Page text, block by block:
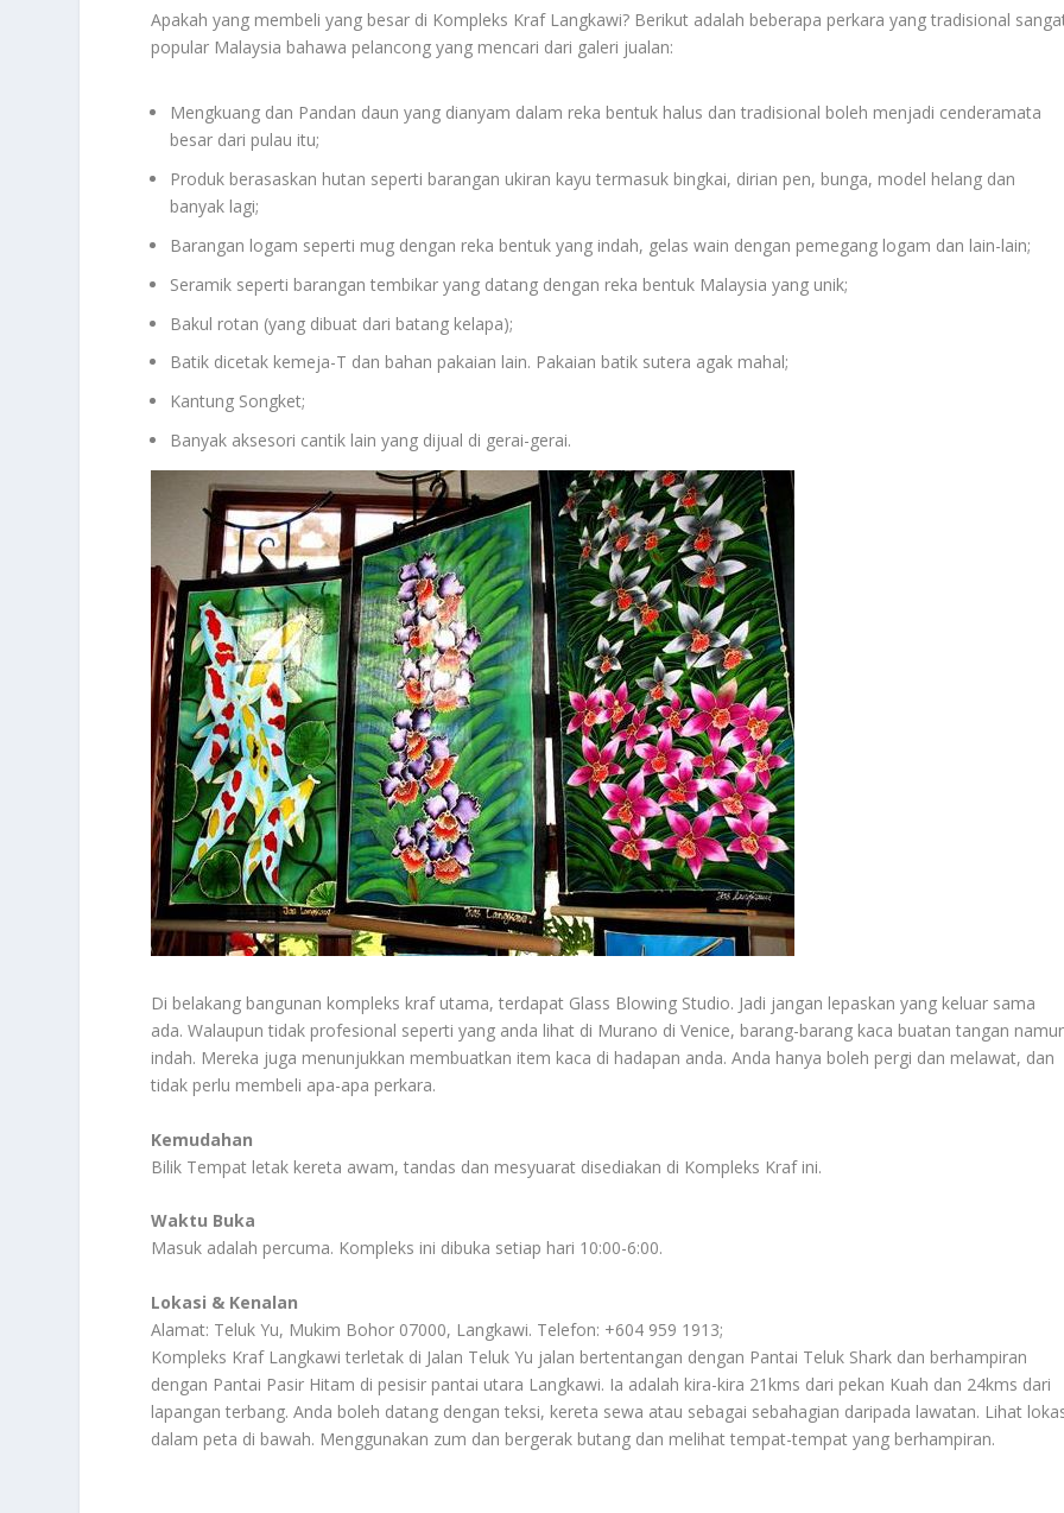
Apakah yang membeli yang besar di Kompleks Kraf Langkawi? Berikut adalah beberapa perkara yang tradisional
popular Malaysia bahawa pelancong yang mencari dari galeri jualan:
Mengkuang dan Pandan daun yang dianyam dalam reka bentuk halus dan tradisional boleh menjadi cenderamata
besar dari pulau itu;
Produk berasaskan hutan seperti barangan ukiran kayu termasuk bingkai, dirian pen, bunga, model helang dan
banyak lagi;
Barangan logam seperti mug dengan reka bentuk yang indah, gelas wain dengan pemegang logam dan lain-lain;
Seramik seperti barangan tembikar yang datang dengan reka bentuk Malaysia yang unik;
Bakul rotan (yang dibuat dari batang kelapa);
Batik dicetak kemeja-T dan bahan pakaian lain. Pakaian batik sutera agak mahal;
Kantung Songket;
Banyak aksesori cantik lain yang dijual di gerai-gerai.
Di belakang bangunan kompleks kraf utama, terdapat Glass Blowing Studio. Jadi jangan lepaskan yang keluar sama
ada. Walaupun tidak profesional seperti yang anda lihat di Murano di Venice, barang-barang kaca buatan tangan
indah. Mereka juga menunjukkan membuatkan item kaca di hadapan anda. Anda hanya boleh pergi dan melawat, dan
tidak perlu membeli apa-apa perkara.
Kemudahan
Bilik Tempat letak kereta awam, tandas dan mesyuarat disediakan di Kompleks Kraf ini.
Waktu Buka
Masuk adalah percuma. Kompleks ini dibuka setiap hari 10:00-6:00.
Lokasi & Kenalan
Alamat: Teluk Yu, Mukim Bohor 07000, Langkawi. Telefon: +604 959 1913;
Kompleks Kraf Langkawi terletak di Jalan Teluk Yu jalan bertentangan dengan Pantai Teluk Shark dan berhampiran
dengan Pantai Pasir Hitam di pesisir pantai utara Langkawi. Ia adalah kira-kira 21kms dari pekan Kuah dan 24kms dari
lapangan terbang. Anda boleh datang dengan teksi, kereta sewa atau sebagai sebahagian daripada lawatan. Lihat
dalam peta di bawah. Menggunakan zum dan bergerak butang dan melihat tempat-tempat yang berhampiran.